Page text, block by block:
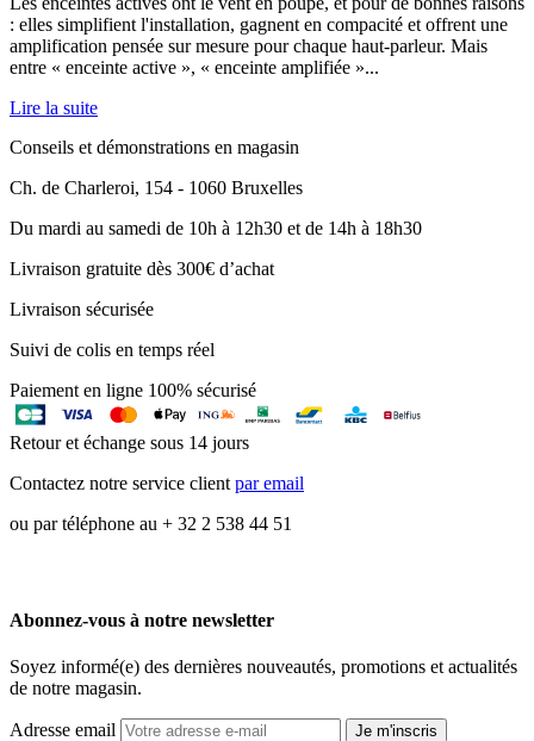
: elles simplifient l'installation, gagnent en compacité et offrent une
amplification pensée sur mesure pour chaque haut-parleur. Mais
entre « enceinte active », « enceinte amplifiée »...
Lire la suite
Conseils et démonstrations en magasin
Ch. de Charleroi, 154 - 1060 Bruxelles
Du mardi au samedi de 10h à 12h30 et de 14h à 18h30
Livraison gratuite dès 300€ d’achat
Livraison sécurisée
Suivi de colis en temps réel
Paiement en ligne 100% sécurisé
Retour et échange sous 14 jours
Contactez notre service clientpar email
ou par téléphone au + 32 2 538 44 51
Abonnez-vous à notre newsletter
Soyez informé(e) des dernières nouveautés, promotions et actualités
de notre magasin.
Adresse email Je m'inscris